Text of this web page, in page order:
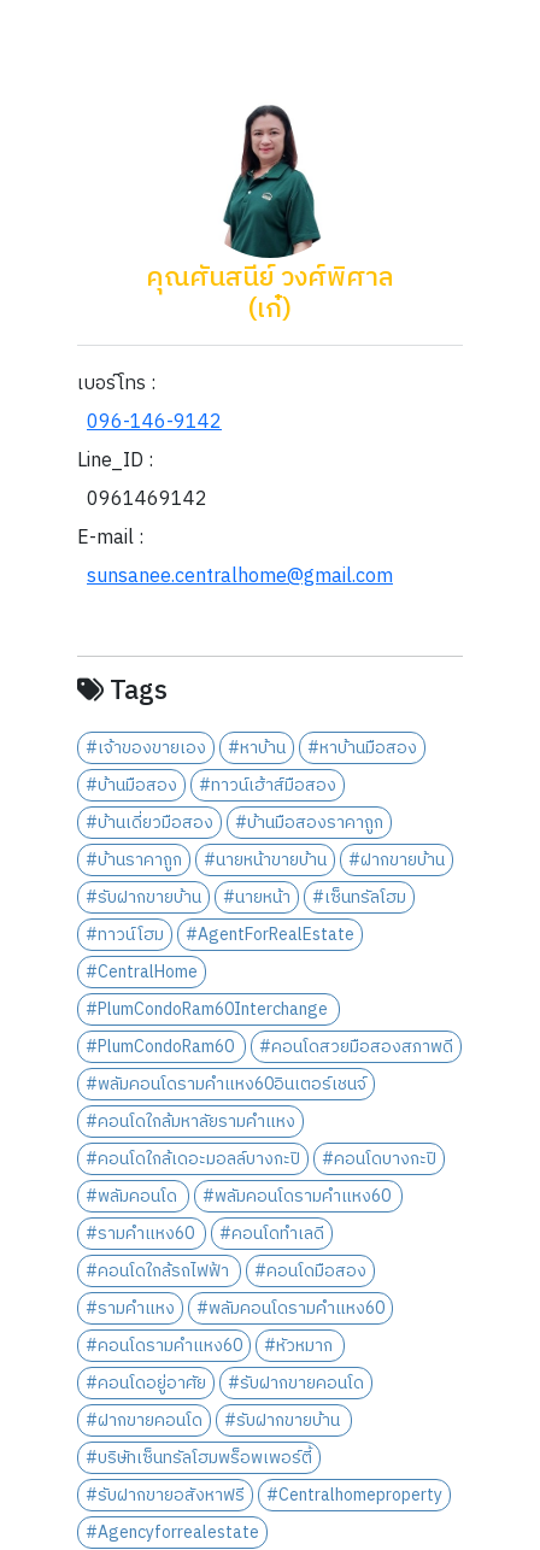
คุณศันสนีย์ วงศ์พิศาล
(เก๋)
เบอร์โทร :
096-146-9142
Line_ID :
0961469142
E-mail :
sunsanee.centralhome@gmail.com
Tags
#เจ้าของขายเอง #หาบ้าน
#หาบ้านมือสอง
#บ้านมือสอง
#ทาวน์เฮ้าส์มือสอง
#บ้านเดี่ยวมือสอง
#บ้านมือสองราคาถูก
#บ้านราคาถูก
#นายหน้าขายบ้าน
#ฝากขายบ้าน
#รับฝากขายบ้าน
#นายหน้า
#เซ็นทรัลโฮม
#ทาวน์โฮม
#AgentForRealEstate
#CentralHome
#PlumCondoRam60Interchange
#PlumCondoRam60
#คอนโดสวยมือสองสภาพดี
#พลัมคอนโดรามคำแหง60อินเตอร์เชนจ์
#คอนโดใกล้มหาลัยรามคำแหง
#คอนโดใกล้เดอะมอลล์บางกะปิ
#คอนโดบางกะปิ
#พลัมคอนโด
#พลัมคอนโดรามคำแหง60
#รามคำแหง60
#คอนโดทำเลดี
#คอนโดใกล้รถไฟฟ้า
#คอนโดมือสอง
#รามคำแหง
#พลัมคอนโดรามคำแหง60
#คอนโดรามคำแหง60
#หัวหมาก
#คอนโดอยู่อาศัย
#รับฝากขายคอนโด
#ฝากขายคอนโด
#รับฝากขายบ้าน
#บริษัทเซ็นทรัลโฮมพร็อพเพอร์ตี้
#รับฝากขายอสังหาฟรี
#Centralhomeproperty
#Agencyforrealestate